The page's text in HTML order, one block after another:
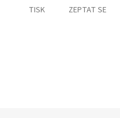
TISK ZEPTAT SE